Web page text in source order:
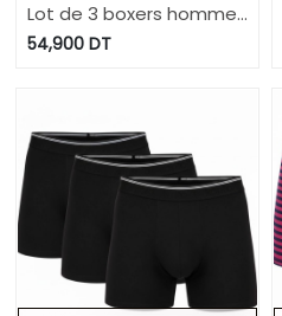
Lot de 3 boxers homme
en coton stretch
54,900DT